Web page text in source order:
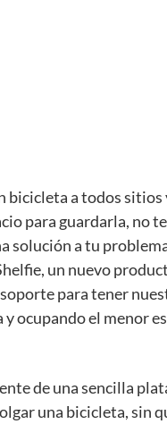
bicicleta a todos sitios
para guardarla, no
solución a tu
un nuevo
para tener
ocupando el menor
de una sencilla
una bicicleta, sin